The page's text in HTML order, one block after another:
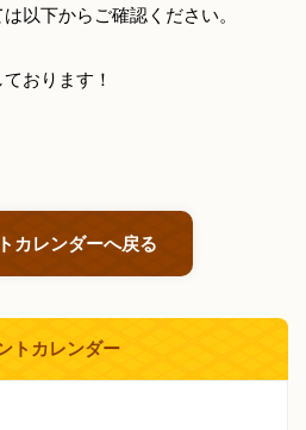
以下からご確認ください。
おります！
カレンダーへ戻る
トカレンダー